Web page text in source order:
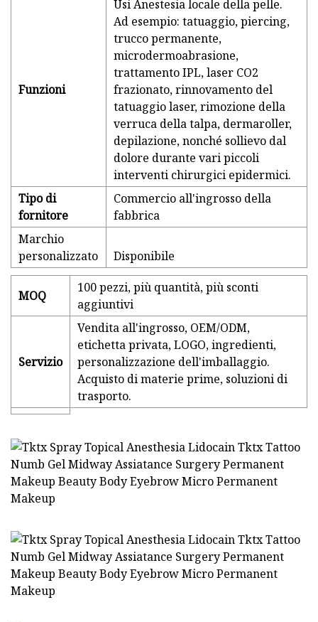
Funzioni
Usi Anestesia locale della pelle.
Ad esempio: tatuaggio, piercing,
trucco permanente,
microdermoabrasione,
trattamento IPL, laser CO2
frazionato, rinnovamento del
tatuaggio laser, rimozione della
verruca della talpa, dermaroller,
depilazione, nonché sollievo dal
dolore durante vari piccoli
interventi chirurgici epidermici.
Tipo di
fornitore
Commercio all'ingrosso della
fabbrica
Marchio
personalizzato
Disponibile
MOQ
100 pezzi, più quantità, più sconti
aggiuntivi
Servizio
Vendita all'ingrosso, OEM/ODM,
etichetta privata, LOGO, ingredienti,
personalizzazione dell'imballaggio.
Acquisto di materie prime, soluzioni di
trasporto.